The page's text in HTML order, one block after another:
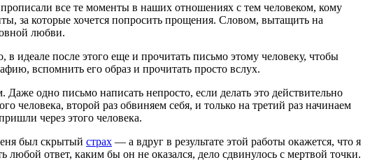
все те моменты в наших отношениях с тем человеком, кому
за которые хочется попросить прощения. Словом, вытащить на
любви.
идеале после этого еще и прочитать письмо этому человеку, чтобы
вспомнить его образ и прочитать просто вслух.
одно письмо написать непросто, если делать это действительно
второй раз обвиняем себя, и только на третий раз начинаем
через этого человека.
был скрытый страх — а вдруг в результате этой работы окажется, что я
ответ, каким бы он не оказался, дело сдвинулось с мертвой точки.